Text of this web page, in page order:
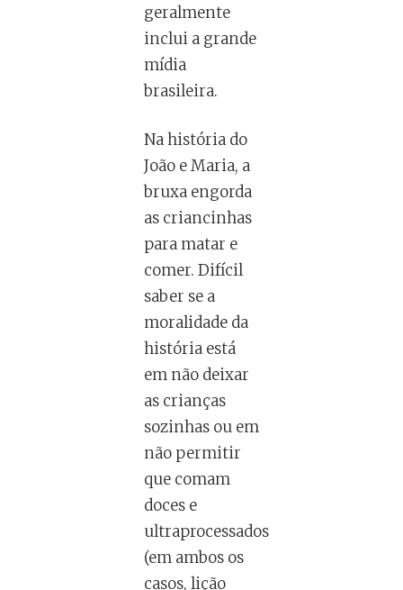
geralmente
inclui a grande
mídia
brasileira.
Na história do
João e Maria, a
bruxa engorda
as criancinhas
para matar e
comer. Difícil
saber se a
moralidade da
história está
em não deixar
as crianças
sozinhas ou em
não permitir
que comam
doces e
ultraprocessados
(em ambos os
casos, lição